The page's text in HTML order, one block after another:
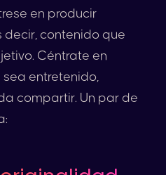
en producir
decir, contenido que
Céntrate en
entretenido,
compartir. Un par de